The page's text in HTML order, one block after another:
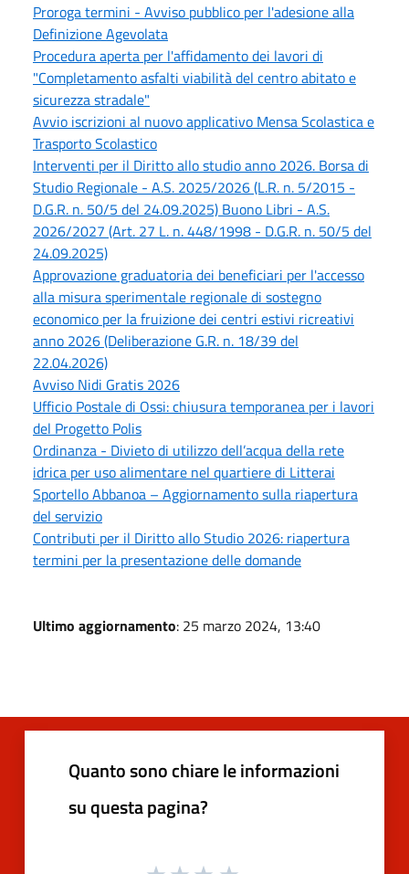
Proroga termini - Avviso pubblico per l'adesione alla
Definizione Agevolata
Procedura aperta per l'affidamento dei lavori di
"Completamento asfalti viabilità del centro abitato e
sicurezza stradale"
Avvio iscrizioni al nuovo applicativo Mensa Scolastica e
Trasporto Scolastico
Interventi per il Diritto allo studio anno 2026. Borsa di
Studio Regionale - A.S. 2025/2026 (L.R. n. 5/2015 -
D.G.R. n. 50/5 del 24.09.2025) Buono Libri - A.S.
2026/2027 (Art. 27 L. n. 448/1998 - D.G.R. n. 50/5 del
24.09.2025)
Approvazione graduatoria dei beneficiari per l'accesso
alla misura sperimentale regionale di sostegno
economico per la fruizione dei centri estivi ricreativi
anno 2026 (Deliberazione G.R. n. 18/39 del
22.04.2026)
Avviso Nidi Gratis 2026
Ufficio Postale di Ossi: chiusura temporanea per i lavori
del Progetto Polis
Ordinanza - Divieto di utilizzo dell’acqua della rete
idrica per uso alimentare nel quartiere di Litterai
Sportello Abbanoa – Aggiornamento sulla riapertura
del servizio
Contributi per il Diritto allo Studio 2026: riapertura
termini per la presentazione delle domande
Ultimo aggiornamento: 25 marzo 2024, 13:40
Quanto sono chiare le informazioni
su questa pagina?